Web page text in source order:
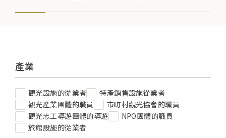
產業
觀光設施的從業者
特產銷售設施從業者
觀光產業團體的職員
市町村觀光協會的職員
觀光志工導遊團體的導遊
NPO團體的職員
旅館設施的從業者